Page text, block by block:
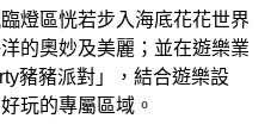
燈區恍若步入海底花花世界
的奧妙及美麗；並在遊樂業
豬豬派對」，結合遊樂設
玩的專屬區域。